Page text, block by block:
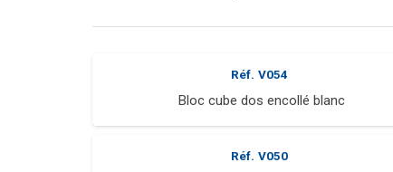
Réf. V054
Bloc cube dos encollé blanc
Réf. V050